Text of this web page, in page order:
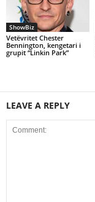
ShowBiz
Vetëvritet Chester
Bennington, kengetari i
grupit “Linkin Park”
LEAVE A REPLY